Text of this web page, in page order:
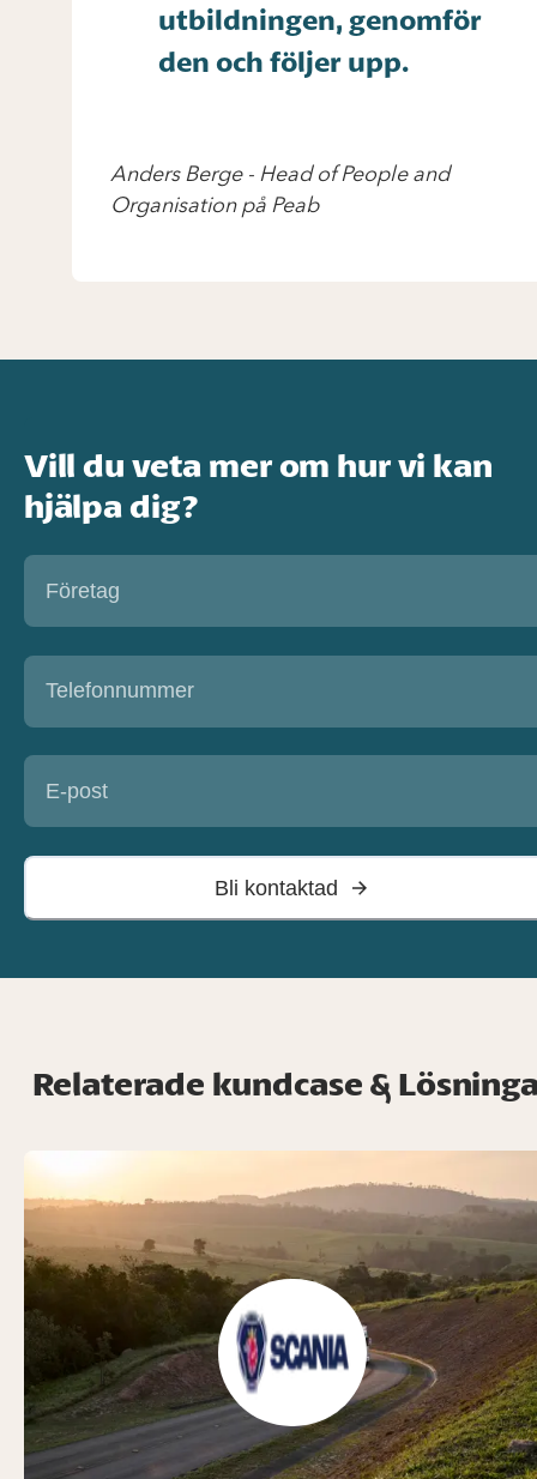
utbildningen, genomför
den och följer upp.
Anders Berge- Head of People and
Organisation på Peab
Vill du veta mer om hur vi kan
hjälpa dig?
Bli kontaktad
Relaterade kundcase &